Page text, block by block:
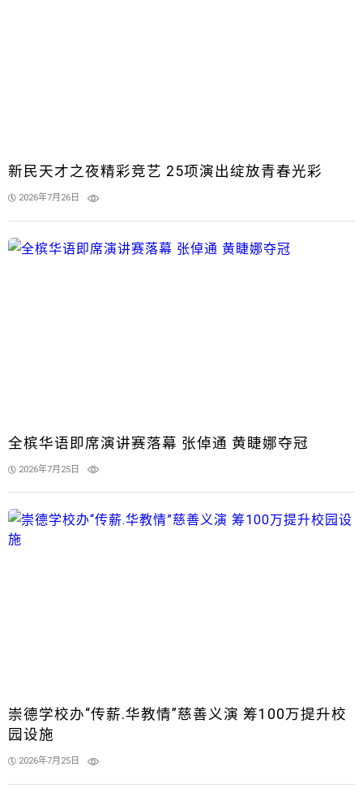
新民天才之夜精彩竞艺 25项演出绽放青春光彩
2026年7月26日
全槟华语即席演讲赛落幕 张倬通 黄睫娜夺冠
2026年7月25日
崇德学校办“传薪.华教情”慈善义演 筹100万提升校
园设施
2026年7月25日